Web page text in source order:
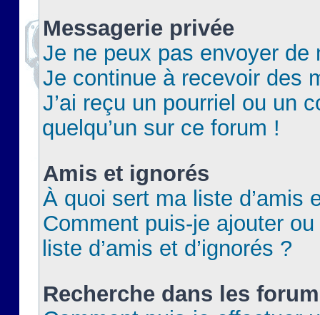
Messagerie privée
Je ne peux pas envoyer de
Je continue à recevoir des
J’ai reçu un pourriel ou un
quelqu’un sur ce forum !
Amis et ignorés
À quoi sert ma liste d’amis
Comment puis-je ajouter
liste d’amis et d’ignorés ?
Recherche dans les